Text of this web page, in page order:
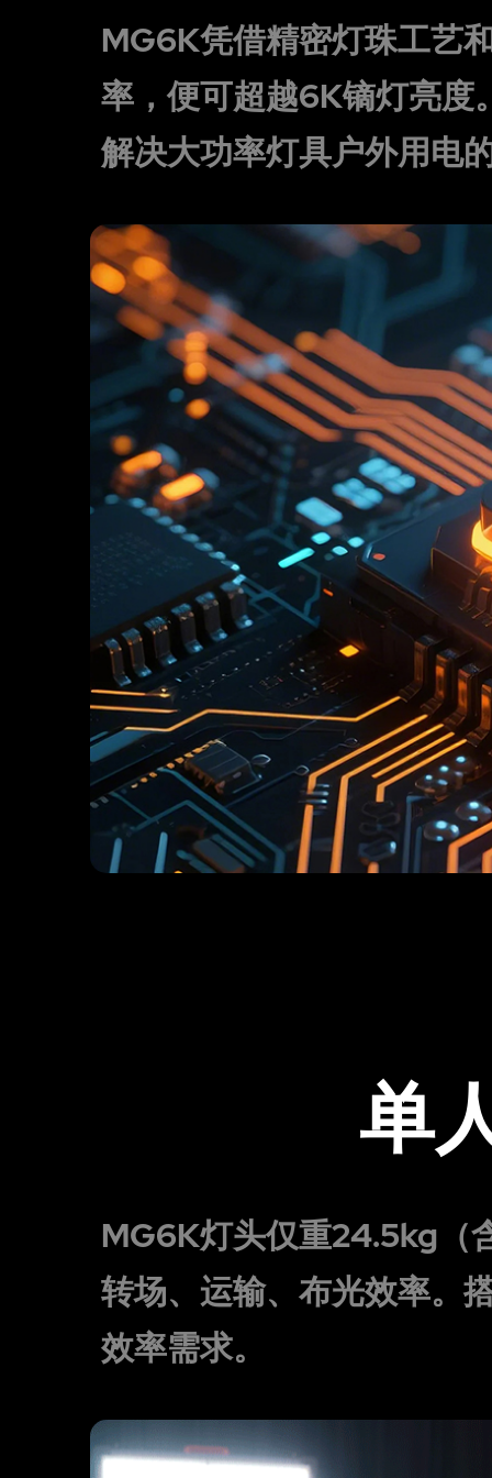
MG6K凭借精密灯珠工艺
率，便可超越6K镝灯亮
解决大功率灯具户外用电
单
MG6K灯头仅重24.5kg（
转场、运输、布光效率。
效率需求。